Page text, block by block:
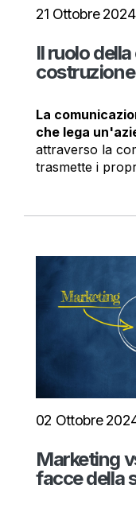
21 Ottobre 2024
Il ruolo
La
che lega
attraverso la
trasmette i
02 Ottobre
Marketing
facce della